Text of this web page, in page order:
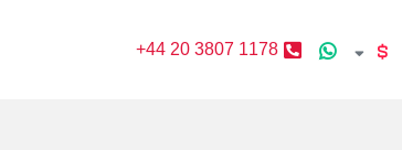
+44 20 3807 1178